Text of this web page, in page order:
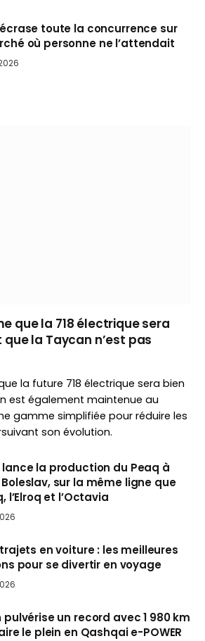
toute la concurrence sur
où personne ne l’attendait
que la 718 électrique sera
la Taycan n’est pas
la future 718 électrique sera bien
est également maintenue au
gamme simplifiée pour réduire les
son évolution.
lance la production du Peaq à
sur la même ligne que
l’Elroq et l’Octavia
en voiture : les meilleures
pour se divertir en voyage
pulvérise un record avec 1 980 km
le plein en Qashqai e-POWER